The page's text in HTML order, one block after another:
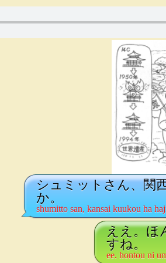
シュミットさん、関
か。
shumitto san, kansai kuukou ha
ええ。
すね。
ee. hontou ni